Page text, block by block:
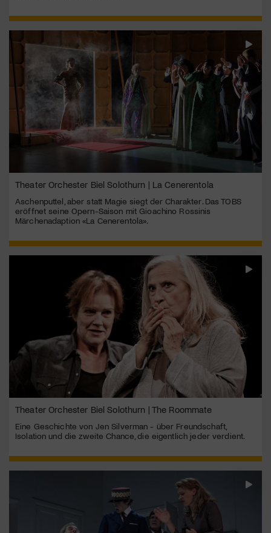
Theater Orchester Biel Solothurn | La Cenerentola
Aschenputtel, aber statt Magie siegt der Charakter. Das TOBS
eröffnet seine Opern-Saison mit Gioachino Rossinis
Märchenadaption «La Cenerentola».
Theater Orchester Biel Solothurn | The Roommate
Eine Geschichte von Jen Silverman - über Freundschaft,
Isolation und die zweite Chance, die eigentlich jeder verdient.